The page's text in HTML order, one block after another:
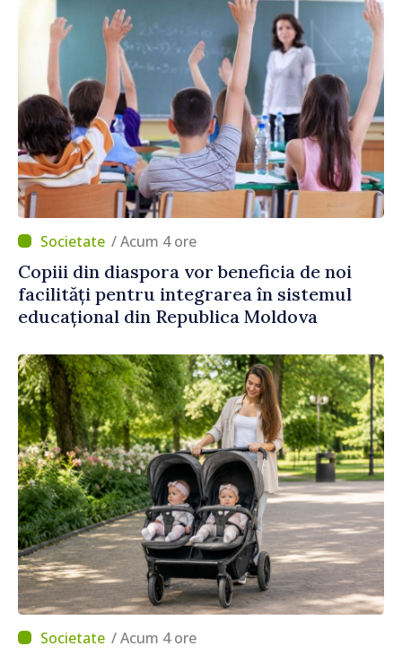
/ Acum 4 ore
Copiii din diaspora vor beneficia de noi
facilități pentru integrarea în sistemul
educațional din Republica Moldova
/ Acum 4 ore